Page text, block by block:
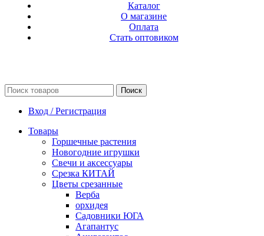
Каталог
О магазине
Оплата
Стать оптовиком
Поиск
Вход / Регистрация
Товары
Горшечные растения
Новогодние игрушки
Свечи и аксессуары
Срезка КИТАЙ
Цветы срезанные
Верба
орхидея
Садовники ЮГА
Агапантус